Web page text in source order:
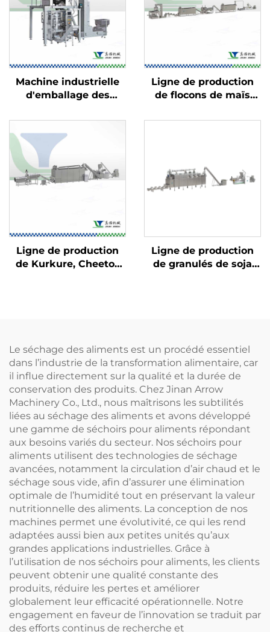
Machine industrielle
d'emballage des
Ligne de production
de flocons de maïs
déjeuner
Ligne de production
de Kurkure, Cheetos
Ligne de production
de granulés de soja
Le séchage des aliments est un procédé essentiel
dans l’industrie de la transformation alimentaire, car
il influe directement sur la qualité et la durée de
conservation des produits. Chez Jinan Arrow
Machinery Co., Ltd., nous maîtrisons les subtilités
liées au séchage des aliments et avons développé
une gamme de séchoirs pour aliments répondant
aux besoins variés du secteur. Nos séchoirs pour
aliments utilisent des technologies de séchage
avancées, notamment la circulation d’air chaud et le
séchage sous vide, afin d’assurer une élimination
optimale de l’humidité tout en préservant la valeur
nutritionnelle des aliments. La conception de nos
machines permet une évolutivité, ce qui les rend
adaptées aussi bien aux petites unités qu’aux
grandes applications industrielles. Grâce à
l’utilisation de nos séchoirs pour aliments, les clients
peuvent obtenir une qualité constante des
produits, réduire les pertes et améliorer
globalement leur efficacité opérationnelle. Notre
engagement en faveur de l’innovation se traduit par
des efforts continus de recherche et